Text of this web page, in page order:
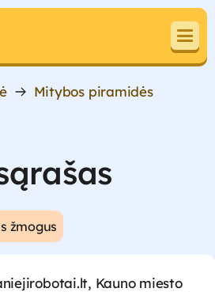
Mitybos piramidės
žmogus
Kauno miesto